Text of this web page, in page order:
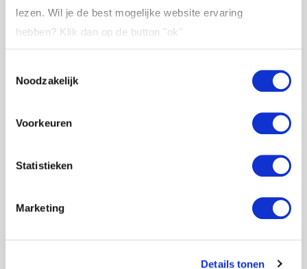
lezen. Wil je de best mogelijke website ervaring
hebben? Klik dan op de button "ok''
Noodzakelijk
Voorkeuren
Statistieken
Marketing
Details tonen
STARR-methodiek concreet in gespreksvoering
wordt toegepast en om voor het assessment een
helpen om goed voorbereid het gesprek met de
Klik